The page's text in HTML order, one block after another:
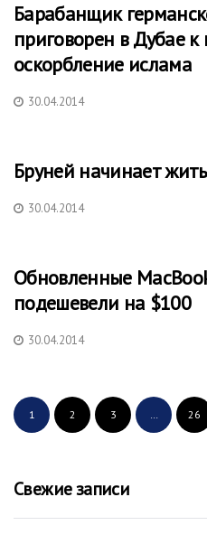
Барабанщик
приговорен в Дубае
оскорбление ислама
30.04.2014
Бруней начинает
30.04.2014
Обновленные
подешевели на $100
30.04.2014
1 2 3 … 26
Свежие записи